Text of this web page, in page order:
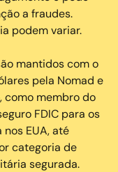
a fraudes.
podem variar.
mantidos com o
pela Nomad e
como membro do
FDIC para os
EUA, até
categoria de
segurada.